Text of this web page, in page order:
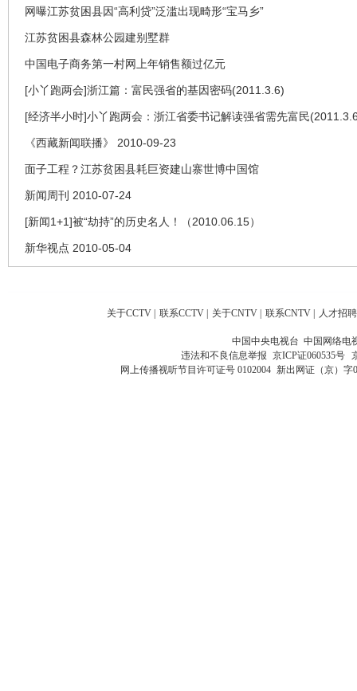
网曝江苏贫困县因“高利贷”泛滥出现畸形“宝马乡”
江苏贫困县森林公园建别墅群
中国电子商务第一村网上年销售额过亿元
[小丫跑两会]浙江篇：富民强省的基因密码(2011.3.6)
[经济半小时]小丫跑两会：浙江省委书记解读强省需先富民
《西藏新闻联播》 2010-09-23
面子工程？江苏贫困县耗巨资建山寨世博中国馆
新闻周刊 2010-07-24
[新闻1+1]被“劫持”的历史名人！（2010.06.15）
新华视点 2010-05-04
关于CCTV | 联系CCTV | 关于CNTV | 联系CNTV | 人才招聘
中国中央电视台 中国网络电
违法和不良信息举报 京ICP证060535号
网上传播视听节目许可证号 0102004 新出网证（京）